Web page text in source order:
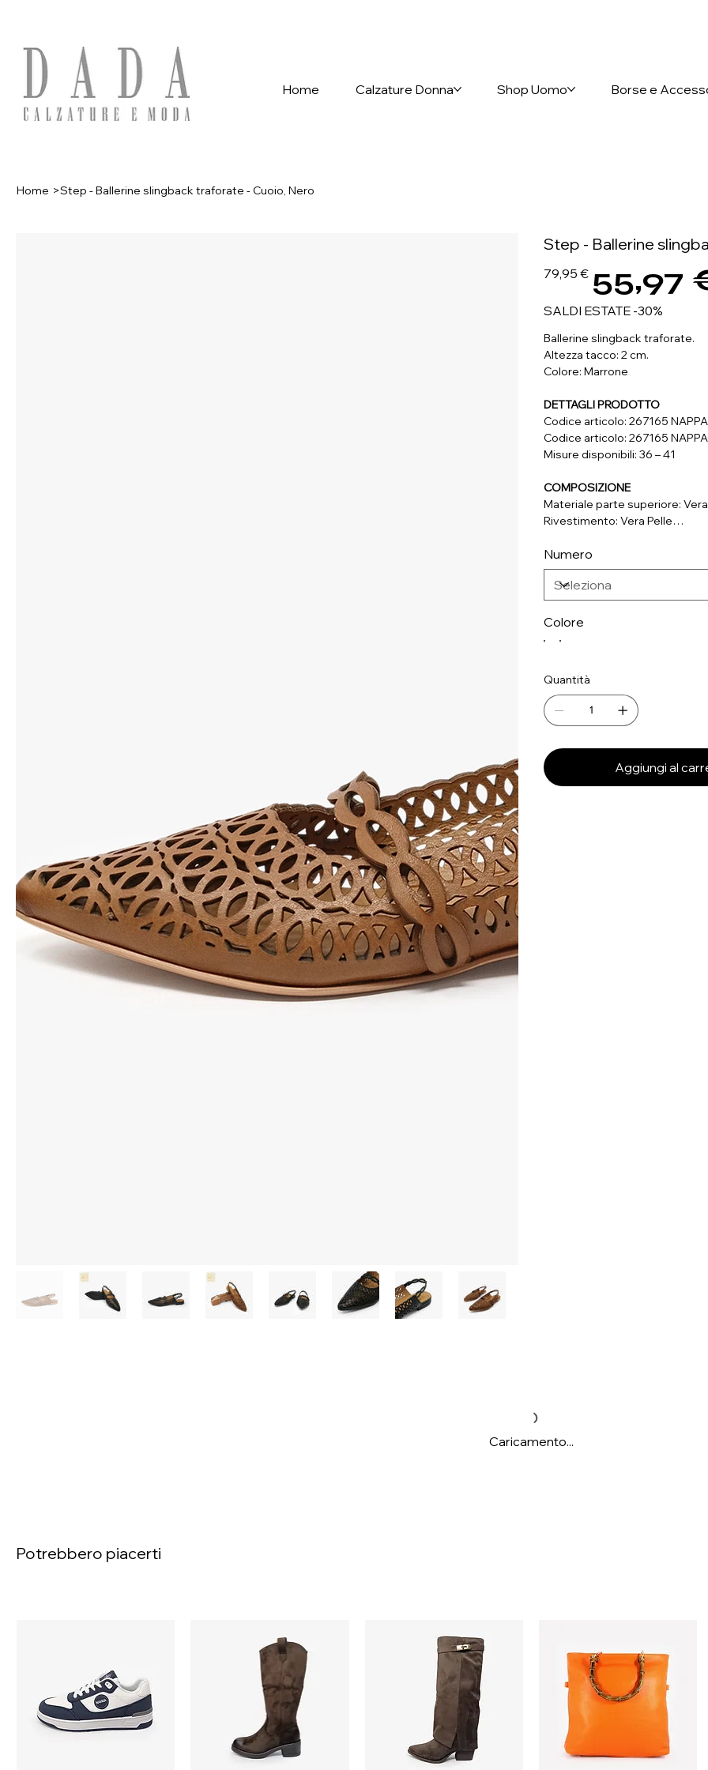
Home Calzature Donna Shop Uomo Borse e
Home >Step - Ballerine slingback traforate - Cuoio, Nero
Step - Ballerine
Prezzo
originale
79,95 €
scontato
55,97
SALDI ESTATE -30%
Ballerine slingback traforate.
Altezza tacco: 2 cm.
Colore: Marrone
DETTAGLI PRODOTTO
Codice articolo: 267165
Codice articolo: 267165
Misure disponibili: 36 – 41
COMPOSIZIONE
Materiale parte superiore:
Rivestimento: Vera Pelle
Suola: Materiale Sintetico
Numero
Colore
Quantità
Aggiungi al
Caricamento...
Potrebbero piacerti